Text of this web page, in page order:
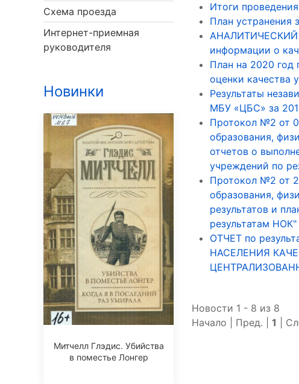
Схема проезда
Интернет-приемная
руководителя
Новинки
Митчелл Глэдис. Убийства
в поместье Лонгер
Итоги
План устранения
АНАЛИТИЧЕСКИЙ
информации о
План на 2020 год
оценки качества
Результаты
МБУ «ЦБС» за
Протокол №2 от
образования,
отчетов о
учреждений по
Протокол №2 от
образования,
результатов и
результатам НОК"
ОТЧЕТ по
НАСЕЛЕНИЯ
Новости 1 - 8 из 8
Начало | Пред. | 1 |